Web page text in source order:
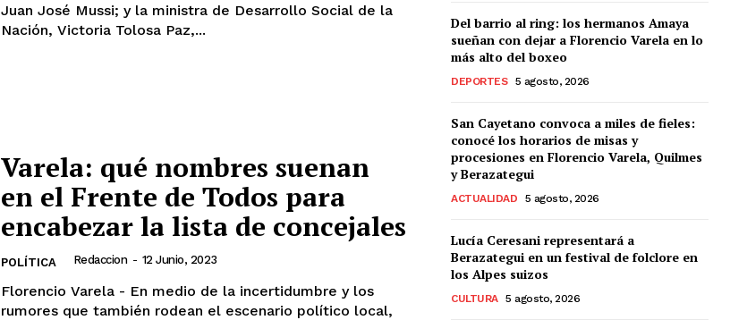
Juan José Mussi; y la ministra de Desarrollo Social de la
Nación, Victoria Tolosa Paz,...
Varela: qué nombres suenan
en el Frente de Todos para
encabezar la lista de concejales
POLÍTICA Redaccion - 12 Junio, 2023
Florencio Varela - En medio de la incertidumbre y los
rumores que también rodean el escenario político local,
Del barrio al ring: los hermanos Amaya
sueñan con dejar a Florencio Varela en lo
más alto del boxeo
DEPORTES 5 agosto, 2026
San Cayetano convoca a miles de fieles:
conocé los horarios de misas y
procesiones en Florencio Varela, Quilmes
y Berazategui
ACTUALIDAD 5 agosto, 2026
Lucía Ceresani representará a
Berazategui en un festival de folclore en
los Alpes suizos
CULTURA 5 agosto, 2026